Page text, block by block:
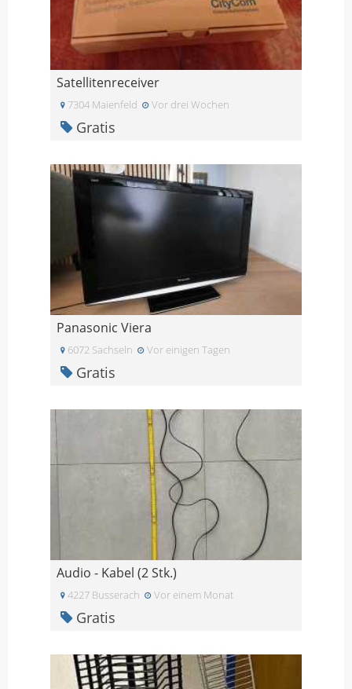
Satellitenreceiver
7304 Maienfeld Vor drei Wochen
Gratis
Panasonic Viera
6072 Sachseln Vor einigen Tagen
Gratis
Audio - Kabel (2 Stk.)
4227 Busserach Vor einem Monat
Gratis